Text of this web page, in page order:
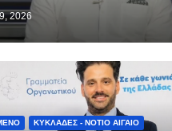
2026
ΚΥΚΛΑΔΕΣ - ΝΟΤΙΟ ΑΙΓΑΙΟ